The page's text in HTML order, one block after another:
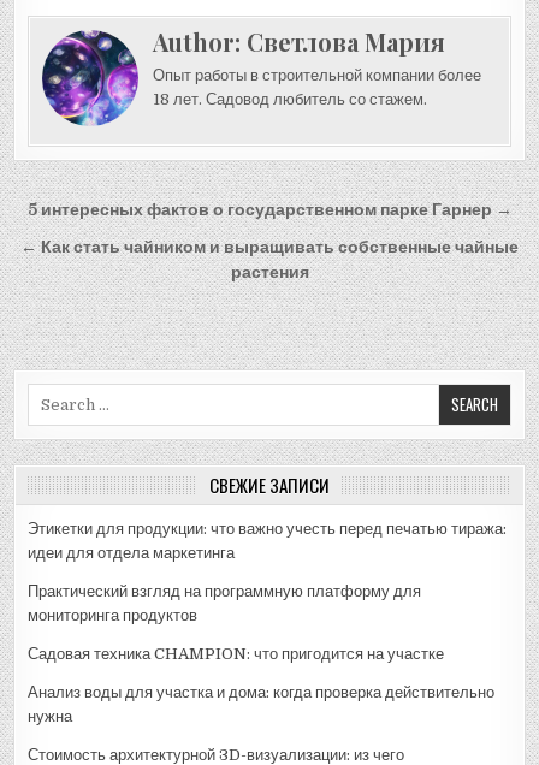
Author: Светлова Мария
Опыт работы в строительной компании более
18 лет. Садовод любитель со стажем.
Навигация
по
записям
5 интересных фактов о государственном парке Гарнер →
← Как стать чайником и выращивать собственные чайные
растения
СВЕЖИЕ ЗАПИСИ
Этикетки для продукции: что важно учесть перед печатью тиража:
идеи для отдела маркетинга
Практический взгляд на программную платформу для
мониторинга продуктов
Садовая техника CHAMPION: что пригодится на участке
Анализ воды для участка и дома: когда проверка действительно
нужна
Стоимость архитектурной 3D-визуализации: из чего